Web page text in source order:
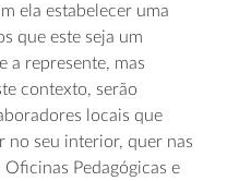
ela estabelecer uma
que este seja um
a represente, mas
contexto, serão
locais que
no seu interior, quer nas
Pedagógicas e